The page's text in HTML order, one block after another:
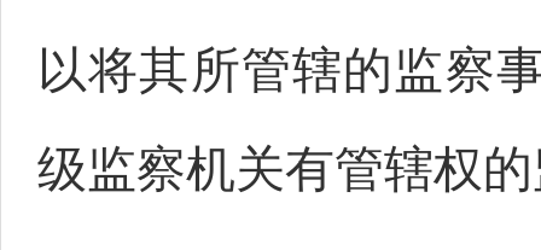
以将其所管辖的监察
级监察机关有管辖权